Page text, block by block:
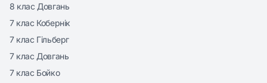
8 клас Довгань
7 клас Кобернік
7 клас Гільберг
7 клас Довгань
7 клас Бойко